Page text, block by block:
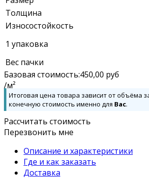
Толщина
Износостойкость
1 упаковка
Вес пачки
Базовая стоимость:450,00 руб
/м²
Итоговая цена товара зависит от объёма
конечную стоимость именно для Вас.
Рассчитать стоимость
Перезвонить мне
Описание и характеристики
Где и как заказать
Доставка